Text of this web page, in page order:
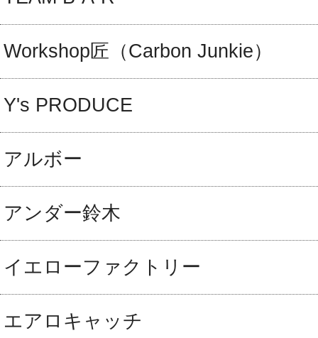
Workshop匠（Carbon Junkie）
Y's PRODUCE
アルボー
アンダー鈴木
イエローファクトリー
エアロキャッチ